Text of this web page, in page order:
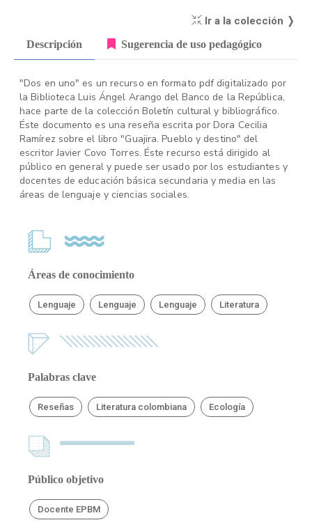
Ir a la colección ❭
Descripción Sugerencia de uso pedagógico
"Dos en uno" es un recurso en formato pdf digitalizado por
la Biblioteca Luis Ángel Arango del Banco de la República,
hace parte de la colección Boletín cultural y bibliográfico.
Éste documento es una reseña escrita por Dora Cecilia
Ramírez sobre el libro "Guajira. Pueblo y destino" del
escritor Javier Covo Torres. Éste recurso está dirigido al
público en general y puede ser usado por los estudiantes y
docentes de educación básica secundaria y media en las
áreas de lenguaje y ciencias sociales.
Áreas de conocimiento
Lenguaje Lenguaje Lenguaje Literatura
Palabras clave
Reseñas Literatura colombiana Ecología
Público objetivo
Docente EPBM